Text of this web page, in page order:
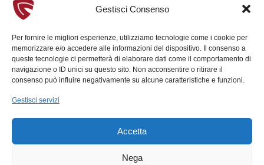
Gestisci Consenso
Per fornire le migliori esperienze, utilizziamo tecnologie come i cookie per
memorizzare e/o accedere alle informazioni del dispositivo. Il consenso a
queste tecnologie ci permetterà di elaborare dati come il comportamento di
navigazione o ID unici su questo sito. Non acconsentire o ritirare il
consenso può influire negativamente su alcune caratteristiche e funzioni.
Gestisci servizi
Accetta
Nega
History Lab
Privacy Policy
Cookies Policy
P. IVA 12279930965
Powered byOfficinaidee ADV